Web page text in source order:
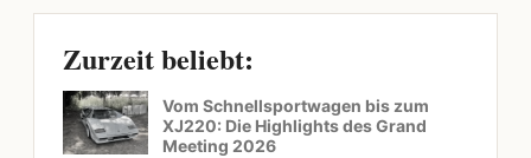
Zurzeit beliebt:
Vom Schnellsportwagen bis zum
XJ220: Die Highlights des Grand
Meeting 2026